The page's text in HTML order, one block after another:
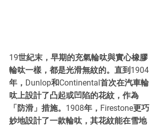
19世紀末，早期的充氣輪呔與實心橡膠
輪呔一樣，都是光滑無紋的。直到1904
年，Dunlop和Continental首次在汽車輪
呔上設計了凸起或凹陷的花紋，作為
「防滑」措施。1908年，Firestone更巧
妙地設計了一款輪呔，其花紋能在雪地